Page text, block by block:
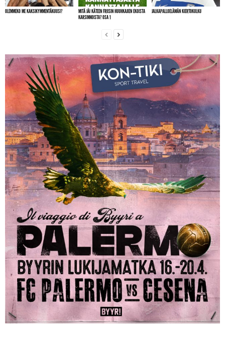
OLEMMEKO ME KAKSIKYMMENTÄKUUSI?
MITÄ JÄI KÄTEEN FRIISIN HUUHKAJIEN EKOISTA
KARSINNOISTA? OSA 1
JALKAPALLOELÄMÄN KIERTOKULKU